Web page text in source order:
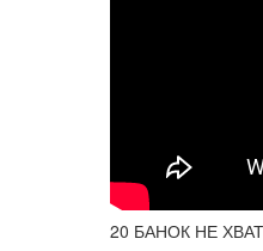
20 БАНОК НЕ